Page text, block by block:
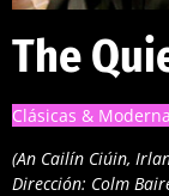
The
Clásicas &
(An Cailín Ciúin,
Dirección: Colm